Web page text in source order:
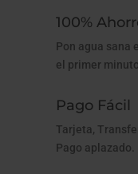
100%
Pon agua sana
el primer
Pago Fácil
Tarjeta,
Pago aplazado.